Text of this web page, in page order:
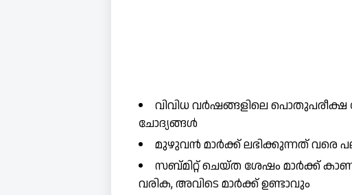
വിവിധ വർഷങ്ങളിലെ
ചോദ്യങ്ങൾ
മുഴുവൻ മാർക്ക് ലഭിക്കുന്നത് വരെ
സബ്മിറ്റ് ചെയ്ത ശേഷം മാർക്ക്
വരിക, അവിടെ മാർക്ക് ഉണ്ടാവും